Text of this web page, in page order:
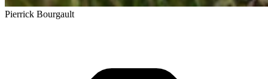
Pierrick Bourgault